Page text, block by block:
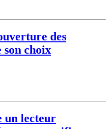
des
son choix
un lecteur